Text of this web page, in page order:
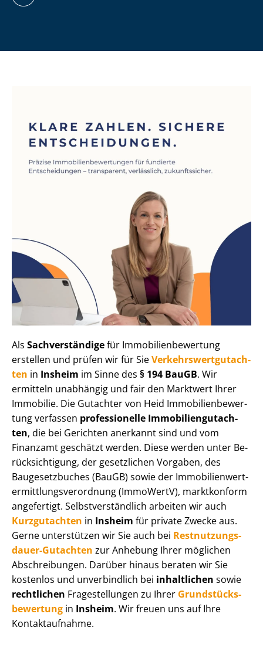
Als Sachverständigefür Im­mo­bi­li­en­be­wer­tung
erstellen und prüfen wir für SieVer­kehrs­wert­gut­ach­
ten in Insheim im Sinne des § 194 BauGB. Wir
ermitteln unabhängig und fair den Marktwert Ihrer
Immobilie. Die Gutachter von Heid Im­mo­bi­li­en­be­wer­
tung verfassen professionelle Im­mo­bi­li­en­gut­ach­
ten, die bei Gerichten anerkannt sind und vom
Finanzamt geschätzt werden. Diese werden unter Be­
rück­sich­ti­gung, der gesetzlichen Vorgaben, des
Baugesetzbuches (BauGB) sowie der Im­mo­bi­li­en­wert­
ermitt­lungs­ver­ord­nung (ImmoWertV), marktkonform
angefertigt. Selbst­ver­ständ­lich arbeiten wir auch
Kurzgutachten in Insheim für private Zwecke aus.
Gerne unterstützen wir Sie auch bei Rest­nut­zungs­
dau­er-Gutachten zur Anhebung Ihrer möglichen
Abschreibungen. Darüber hinaus beraten wir Sie
kostenlos und unverbindlich bei inhaltlichen sowie
rechtlichen Fragestellungen zu Ihrer Grund­stücks­
be­wer­tung in Insheim. Wir freuen uns auf Ihre
Kontaktaufnahme.